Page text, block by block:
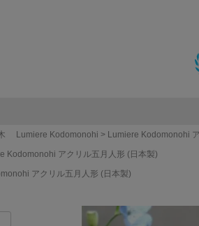
Lumiere Kodomonohi
Lumiere Kodomonohi
Kodomonohi アクリル五月人形 (日本製)
アクリル五月人形 (日本製)